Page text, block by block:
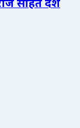
सहित देश